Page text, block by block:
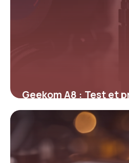
Geekom A8 : Test et
2026